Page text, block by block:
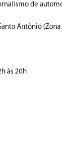
de
Antônio (Zona
às 20h